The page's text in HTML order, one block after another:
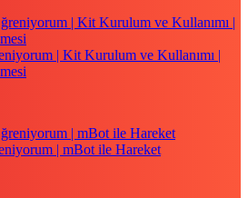
| Kit Kurulum ve Kullanımı |
| mBot ile Hareket